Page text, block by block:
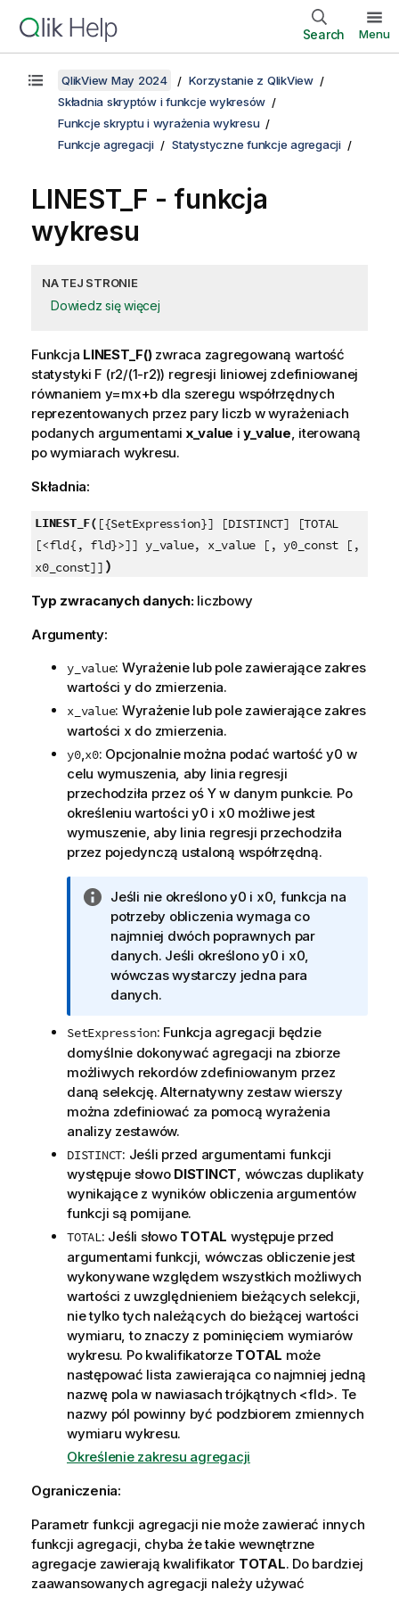
Search Menu
QlikView May 2024
Korzystanie z QlikView
Składnia skryptów i funkcje wykresów
Funkcje skryptu i wyrażenia wykresu
Funkcje agregacji
Statystyczne funkcje agregacji
LINEST_F - funkcja
wykresu
NA TEJ STRONIE
Dowiedz się więcej
Funkcja LINEST_F()zwraca zagregowaną wartość
statystyki F (r2/(1-r2)) regresji liniowej zdefiniowanej
równaniem y=mx+b dla szeregu współrzędnych
reprezentowanych przez pary liczb w wyrażeniach
podanych argumentami x_value iy_value, iterowaną
po wymiarach wykresu.
Składnia:
LINEST_F( [{SetExpression}] [DISTINCT] [TOTAL
[<fld{, fld}>]] y_value, x_value [, y0_const [,
x0_const]] )
Typ zwracanych danych: liczbowy
Argumenty:
y_value: Wyrażenie lub pole zawierające zakres
wartości ydo zmierzenia.
x_value: Wyrażenie lub pole zawierające zakres
wartości x do zmierzenia.
y0,x0: Opcjonalnie można podać wartośćy0 w
celu wymuszenia, aby linia regresji
przechodziła przez oś Y w danym punkcie. Po
określeniu wartości y0 i x0 możliwe jest
wymuszenie, aby linia regresji przechodziła
przez pojedynczą ustaloną współrzędną.
I
n
f
o
r
m
c
j
a
Jeśli nie określonoy0 i x0, funkcja na
potrzeby obliczenia wymaga co
najmniej dwóch poprawnych par
danych. Jeśli określonoy0 i x0,
wówczas wystarczy jedna para
danych.
SetExpression: Funkcja agregacji będzie
domyślnie dokonywać agregacji na zbiorze
możliwych rekordów zdefiniowanym przez
daną selekcję. Alternatywny zestaw wierszy
można zdefiniować za pomocą wyrażenia
analizy zestawów.
DISTINCT: Jeśli przed argumentami funkcji
występuje słowo DISTINCT, wówczas duplikaty
wynikające z wyników obliczenia argumentów
funkcji są pomijane.
TOTAL: Jeśli słowo TOTAL występuje przed
argumentami funkcji, wówczas obliczenie jest
wykonywane względem wszystkich możliwych
wartości z uwzględnieniem bieżących selekcji,
nie tylko tych należących do bieżącej wartości
wymiaru, to znaczy z pominięciem wymiarów
wykresu. Po kwalifikatorze TOTAL może
następować lista zawierająca co najmniej jedną
nazwę pola w nawiasach trójkątnych <fld>. Te
nazwy pól powinny być podzbiorem zmiennych
wymiaru wykresu.
Określenie zakresu agregacji
Ograniczenia:
Parametr funkcji agregacji nie może zawierać innych
funkcji agregacji, chyba że takie wewnętrzne
agregacje zawierają kwalifikator TOTAL. Do bardziej
zaawansowanych agregacji należy używać